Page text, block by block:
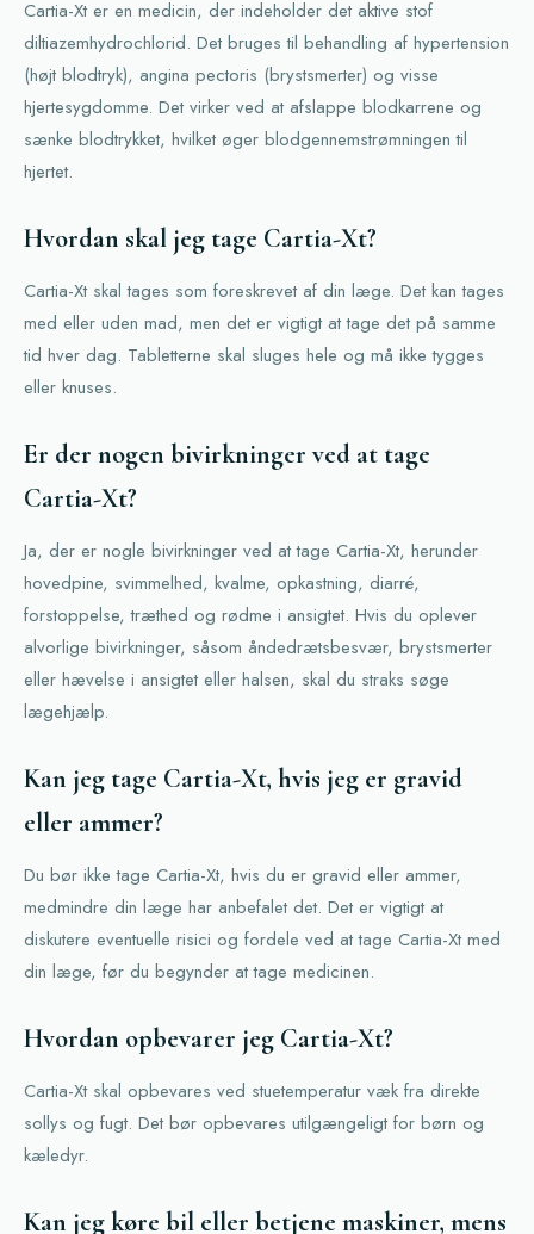
Cartia-Xt er en medicin, der indeholder det aktive stof
diltiazemhydrochlorid. Det bruges til behandling af hypertension
(højt blodtryk), angina pectoris (brystsmerter) og visse
hjertesygdomme. Det virker ved at afslappe blodkarrene og
sænke blodtrykket, hvilket øger blodgennemstrømningen til
hjertet.
Hvordan skal jeg tage Cartia-Xt?
Cartia-Xt skal tages som foreskrevet af din læge. Det kan tages
med eller uden mad, men det er vigtigt at tage det på samme
tid hver dag. Tabletterne skal sluges hele og må ikke tygges
eller knuses.
Er der nogen bivirkninger ved at tage
Cartia-Xt?
Ja, der er nogle bivirkninger ved at tage Cartia-Xt, herunder
hovedpine, svimmelhed, kvalme, opkastning, diarré,
forstoppelse, træthed og rødme i ansigtet. Hvis du oplever
alvorlige bivirkninger, såsom åndedrætsbesvær, brystsmerter
eller hævelse i ansigtet eller halsen, skal du straks søge
lægehjælp.
Kan jeg tage Cartia-Xt, hvis jeg er gravid
eller ammer?
Du bør ikke tage Cartia-Xt, hvis du er gravid eller ammer,
medmindre din læge har anbefalet det. Det er vigtigt at
diskutere eventuelle risici og fordele ved at tage Cartia-Xt med
din læge, før du begynder at tage medicinen.
Hvordan opbevarer jeg Cartia-Xt?
Cartia-Xt skal opbevares ved stuetemperatur væk fra direkte
sollys og fugt. Det bør opbevares utilgængeligt for børn og
kæledyr.
Kan jeg køre bil eller betjene maskiner, mens